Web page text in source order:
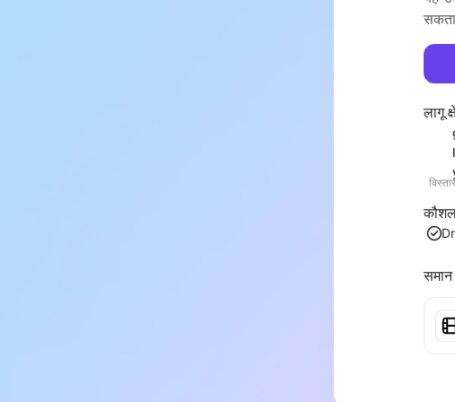
लागू
विस्तार